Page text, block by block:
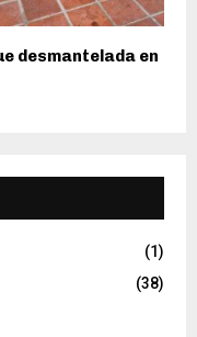
desmantelada en
(1)
(38)